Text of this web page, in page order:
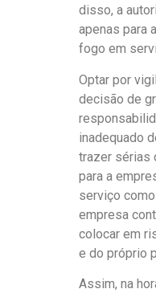
disso, a
apenas para
fogo em
Optar por
decisão de
inadequado
trazer sérias
para a
serviço
empresa
colocar em
e do próprio
Assim, na